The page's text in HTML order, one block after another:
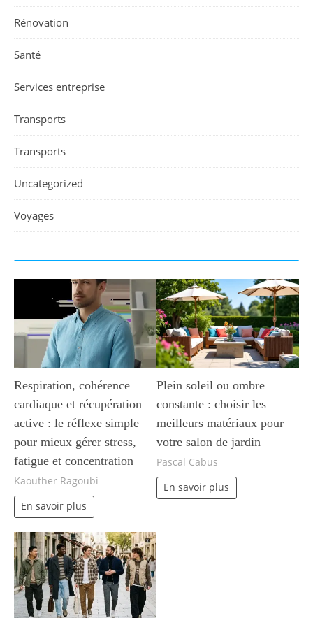
Rénovation
Santé
Services entreprise
Transports
Transports
Uncategorized
Voyages
Respiration, cohérence
cardiaque et récupération
active : le réflexe simple
pour mieux gérer stress,
fatigue et concentration
Kaouther Ragoubi
En savoir plus
Plein soleil ou ombre
constante : choisir les
meilleurs matériaux pour
votre salon de jardin
Pascal Cabus
En savoir plus